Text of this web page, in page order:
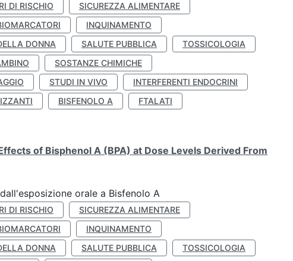
DI RISCHIO
SICUREZZA ALIMENTARE
INQUINAMENTO
DONNA SALUTE PUBBLICA
TOSSICOLOGIA
SOSTANZE CHIMICHE
STUDI IN VIVO
INTERFERENTI ENDOCRINI
BISFENOLO A
FTALATI
of Bisphenol A (BPA) at Dose Levels Derived From
orale a Bisfenolo A
DI RISCHIO
SICUREZZA ALIMENTARE
INQUINAMENTO
DONNA SALUTE PUBBLICA
TOSSICOLOGIA